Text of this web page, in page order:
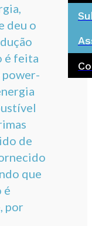
deu o
é feita
de
que
é
por